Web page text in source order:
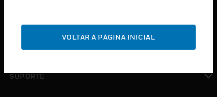
SERVIÇOS
INDUSTRIAS
SUPORTE
VOLTAR À PÁGINA INICIAL